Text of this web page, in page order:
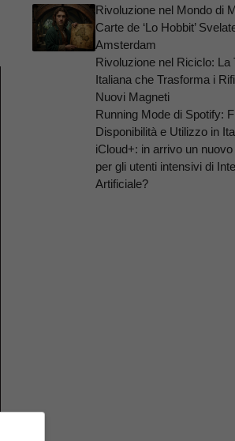
Rivoluzione nel Mondo di
Carte de ‘Lo Hobbit’
Amsterdam
Rivoluzione nel Riciclo: La
Italiana che Trasforma i
Nuovi Magneti
Running Mode di Spotify:
Disponibilità e Utilizzo in
iCloud+: in arrivo un
per gli utenti intensivi di
Artificiale?